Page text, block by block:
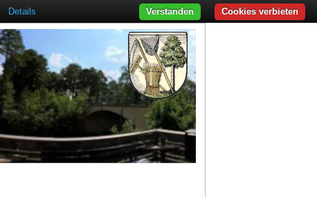
Details Cookies verbieten
Verstanden